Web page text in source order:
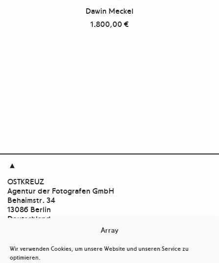
Array
Wir verwenden Cookies, um unsere Website und unseren Service zu
optimieren.
Dawin Meckel
1.800,00€

OSTKREUZ
Agentur der Fotografen GmbH
Behaimstr. 34
13086 Berlin
Deutschland
tel+ 49(0)30.47 37 39 39
mail@ostkreuz.de